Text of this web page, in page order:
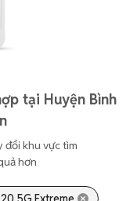
tại Huyện Bình
đổi khu vực tìm
hơn